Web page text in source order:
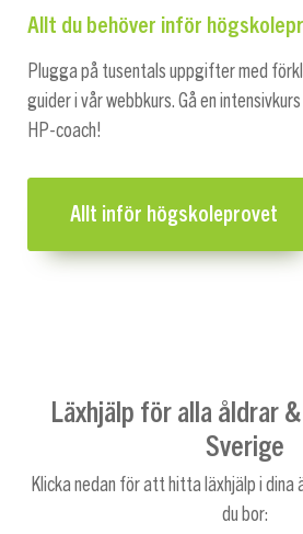
Allt du behöver inför
Plugga på tusentals uppgifter med
guider i vår webbkurs. Gå en
HP-coach!
Allt inför högskoleprovet
Läxhjälp för alla åldrar
Sverige
Klicka nedan för att hitta läxhjälp i dina
du bor: